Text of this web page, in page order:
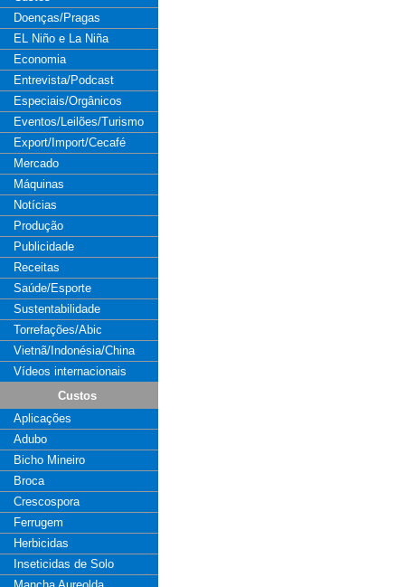
Doenças/Pragas
EL Niño e La Niña
Economia
Entrevista/Podcast
Especiais/Orgânicos
Eventos/Leilões/Turismo
Export/Import/Cecafé
Mercado
Máquinas
Notícias
Produção
Publicidade
Receitas
Saúde/Esporte
Sustentabilidade
Torrefações/Abic
Vietnã/Indonésia/China
Vídeos internacionais
Custos
Aplicações
Adubo
Bicho Mineiro
Broca
Crescospora
Ferrugem
Herbicidas
Inseticidas de Solo